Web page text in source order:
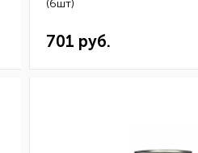
(6шт)
701 руб.